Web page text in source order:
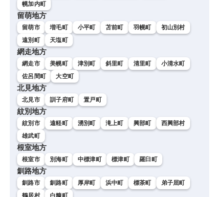
幌加内町
留萌地方
留萌市 増毛町 小平町 苫前町 羽幌町
初山別村
遠別町
天塩町
網走地方
網走市 美幌町 津別町 斜里町 清里町
小清水町
佐呂間町
大空町
北見地方
北見市 訓子府町 置戸町
紋別地方
紋別市 遠軽町 湧別町 滝上町 興部町
西興部村
雄武町
根室地方
根室市 別海町 中標津町 標津町 羅臼町
釧路地方
釧路市 釧路町 厚岸町 浜中町 標茶町
弟子屈町